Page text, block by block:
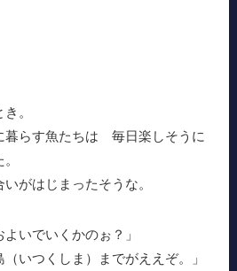
。
暮らす魚たちは 毎日楽しそうに
がはじまったそうな。
よいでいくかのぉ？」
（いつくしま）までがええぞ。」